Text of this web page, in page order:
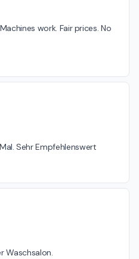
work. Fair prices. No
Sehr Empfehlenswert
Waschsalon.